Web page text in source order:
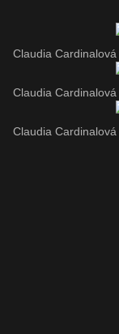
Claudia Cardinalová
Claudia Cardinalová
Claudia Cardinalová